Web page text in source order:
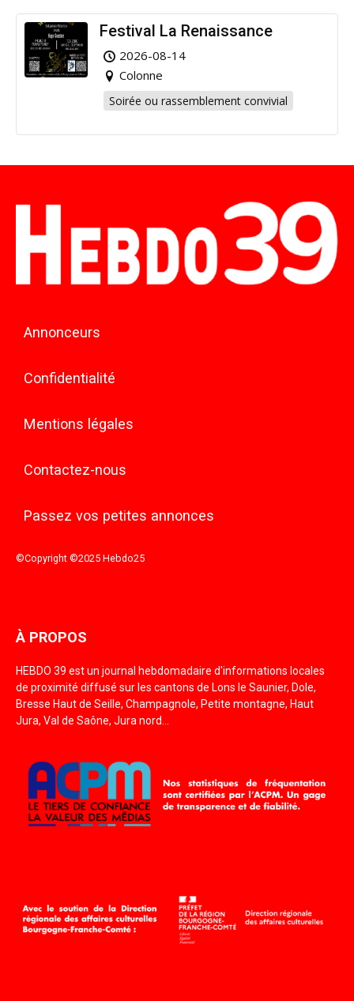
Festival La Renaissance
2026-08-14
Colonne
Soirée ou rassemblement convivial